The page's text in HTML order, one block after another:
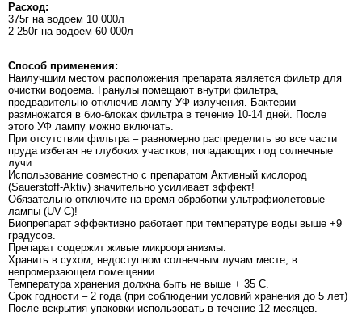
Расход:
375г на водоем 10 000л
2 250г на водоем 60 000л
Способ применения:
Наилучшим местом расположения препарата является фильтр для
очистки водоема. Гранулы помещают внутри фильтра,
предварительно отключив лампу УФ излучения. Бактерии
размножатся в био-блоках фильтра в течение 10-14 дней. После
этого УФ лампу можно включать.
При отсутствии фильтра – равномерно распределить во все части
пруда избегая не глубоких участков, попадающих под солнечные
лучи.
Использование совместно с препаратом Активный кислород
(Sauerstoff-Aktiv) значительно усиливает эффект!
Обязательно отключите на время обработки ультрафиолетовые
лампы (UV-C)!
Биопрепарат эффективно работает при температуре воды выше +9
градусов.
Препарат содержит живые микроорганизмы.
Хранить в сухом, недоступном солнечным лучам месте, в
непромерзающем помещении.
Температура хранения должна быть не выше + 35 С.
Срок годности – 2 года (при соблюдении условий хранения до 5 лет)
После вскрытия упаковки использовать в течение 12 месяцев.